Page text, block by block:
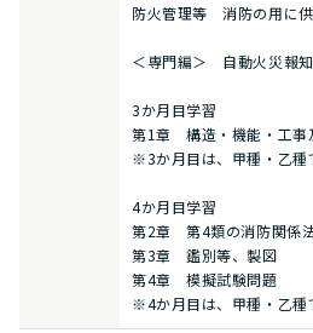
防火管理等 消防の用に
＜専門編＞ 自動火災報
3か月目学習
第1章 構造・機能・工事
※3か月目は、甲種・乙種
4か月目学習
第2章 第4類の消防関係法
第3章 鑑別等、製図
第4章 模擬試験問題
※4か月目は、甲種・乙種